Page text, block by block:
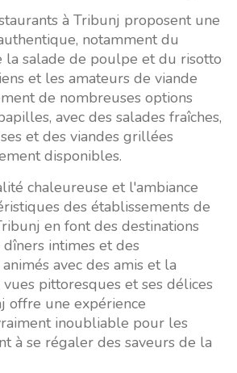
à Tribunj proposent une
notamment du
la salade de poulpe et du risotto
et les amateurs de viande
de nombreuses options
avec des salades fraîches,
et des viandes grillées
disponibles.
chaleureuse et l'ambiance
des établissements de
en font des destinations
intimes et des
avec des amis et la
pittoresques et ses délices
offre une expérience
inoubliable pour les
à se régaler des saveurs de la